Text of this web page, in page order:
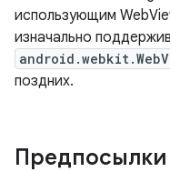
использующим
изначально
поздних.
Предпосылки